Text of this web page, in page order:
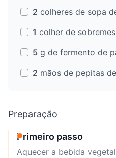
2 colheres de sopa
1 colher de
5 g de fermento de
2 mãos de pepitas
Preparação
Primeiro passo
Aquecer a bebida